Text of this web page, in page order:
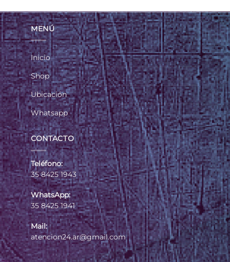
MENÚ
Inicio
Shop
Ubicación
Whatsapp
CONTACTO
Teléfono:
35 8425 1943
WhatsApp:
35 8425 1941
Mail:
atencion24.ar@gmail.com